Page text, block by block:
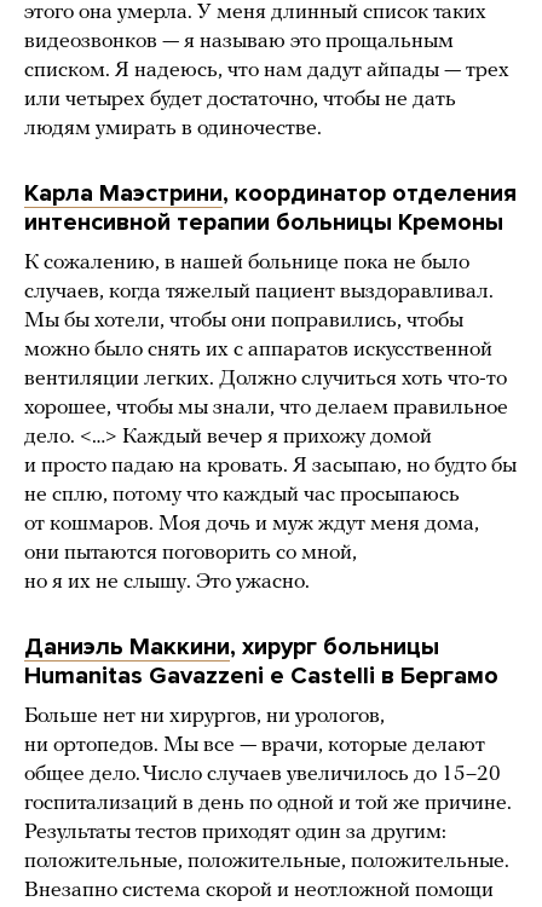
этого она умерла. У меня длинный список таких
видеозвонков — я называю это прощальным
списком. Я надеюсь, что нам дадут айпады — трех
или четырех будет достаточно, чтобы не дать
людям умирать в одиночестве.
Карла Маэстрини, координатор отделения
интенсивной терапии больницы Кремоны
К сожалению, в нашей больнице пока не было
случаев, когда тяжелый пациент выздоравливал.
Мы бы хотели, чтобы они поправились, чтобы
можно было снять их с аппаратов искусственной
вентиляции легких. Должно случиться хоть что-то
хорошее, чтобы мы знали, что делаем правильное
дело. <…> Каждый вечер я прихожу домой
и просто падаю на кровать. Я засыпаю, но будто бы
не сплю, потому что каждый час просыпаюсь
от кошмаров. Моя дочь и муж ждут меня дома,
они пытаются поговорить со мной,
но я их не слышу. Это ужасно.
Даниэль Маккини, хирург больницы
Humanitas Gavazzeni е Castelli в Бергамо
Больше нет ни хирургов, ни урологов,
ни ортопедов. Мы все — врачи, которые делают
общее дело. Число случаев увеличилось до 15–20
госпитализаций в день по одной и той же причине.
Результаты тестов приходят один за другим:
положительные, положительные, положительные.
Внезапно система скорой и неотложной помощи